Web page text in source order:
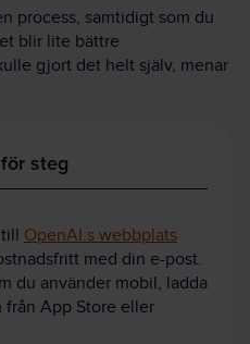
process, samtidigt som du
blir lite bättre
gjort det helt själv, menar
steg
OpenAI:s webbplats
med din e-post.
du använder mobil, ladda
från App Store eller